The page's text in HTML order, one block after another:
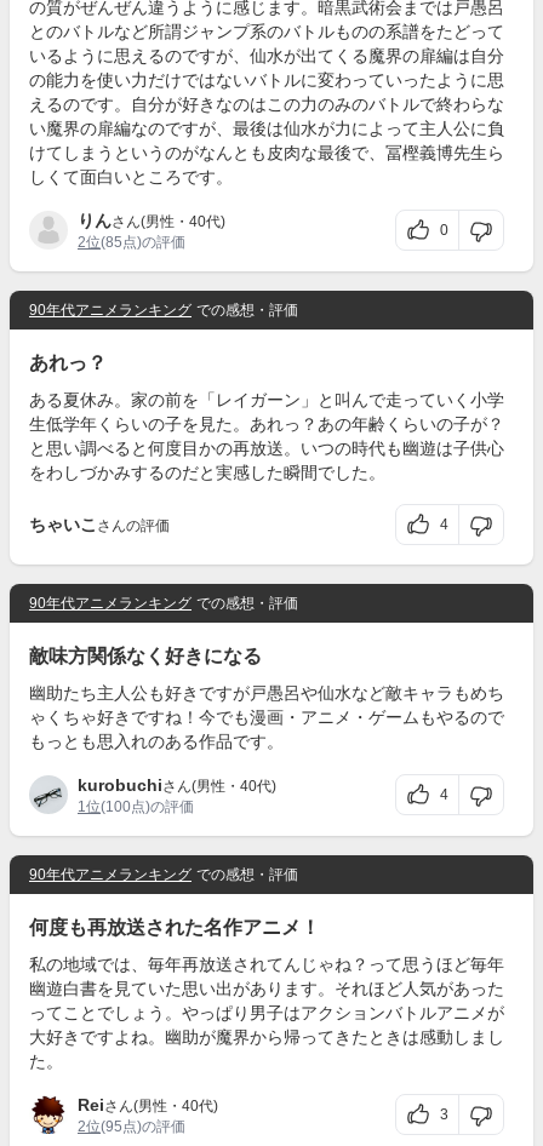
の質がぜんぜん違うように感じます。暗黒武術会までは戸愚呂
とのバトルなど所謂ジャンプ系のバトルものの系譜をたどって
いるように思えるのですが、仙水が出てくる魔界の扉編は自分
の能力を使い力だけではないバトルに変わっていったように思
えるのです。自分が好きなのはこの力のみのバトルで終わらな
い魔界の扉編なのですが、最後は仙水が力によって主人公に負
けてしまうというのがなんとも皮肉な最後で、冨樫義博先生ら
しくて面白いところです。
りんさん(男性・40代)
2位(85点)の評価
0
90年代アニメランキング での感想・評価
あれっ？
ある夏休み。家の前を「レイガーン」と叫んで走っていく小学
生低学年くらいの子を見た。あれっ？あの年齢くらいの子が？
と思い調べると何度目かの再放送。いつの時代も幽遊は子供心
をわしづかみするのだと実感した瞬間でした。
ちゃいこ さんの評価 4
90年代アニメランキング での感想・評価
敵味方関係なく好きになる
幽助たち主人公も好きですが戸愚呂や仙水など敵キャラもめち
ゃくちゃ好きですね！今でも漫画・アニメ・ゲームもやるので
もっとも思入れのある作品です。
kurobuchiさん(男性・40代)
1位(100点)の評価
4
90年代アニメランキング での感想・評価
何度も再放送された名作アニメ！
私の地域では、毎年再放送されてんじゃね？って思うほど毎年
幽遊白書を見ていた思い出があります。それほど人気があった
ってことでしょう。やっぱり男子はアクションバトルアニメが
大好きですよね。幽助が魔界から帰ってきたときは感動しまし
た。
Reiさん(男性・40代)
2位(95点)の評価
3